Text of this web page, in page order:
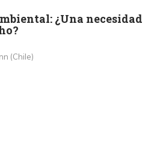
¿Una necesidad
(Chile)